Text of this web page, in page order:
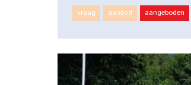
vraag aanbod aangeboden